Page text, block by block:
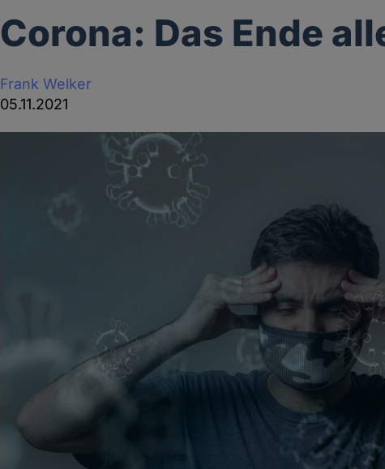
Corona: Das Ende
Frank Welker
05.11.2021